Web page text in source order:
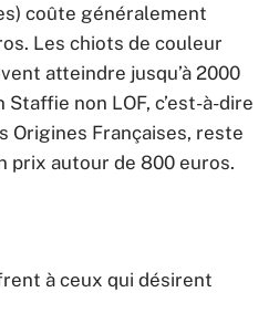
coûte généralement
Les chiots de couleur
atteindre jusqu’à 2000
non LOF, c’est-à-dire
Origines Françaises, reste
prix autour de 800 euros.
à ceux qui désirent